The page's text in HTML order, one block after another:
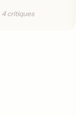
4 critiques